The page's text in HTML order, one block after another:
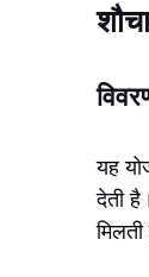
यह
देती